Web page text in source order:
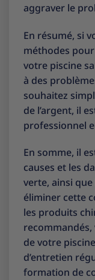
aggraver le
En résumé, si
méthodes
votre piscine
à des
souhaitez
de l’argent, il
professionnel
En somme, il
causes et les
verte, ainsi
éliminer cette
les produits
de votre
d’entretien
formation de